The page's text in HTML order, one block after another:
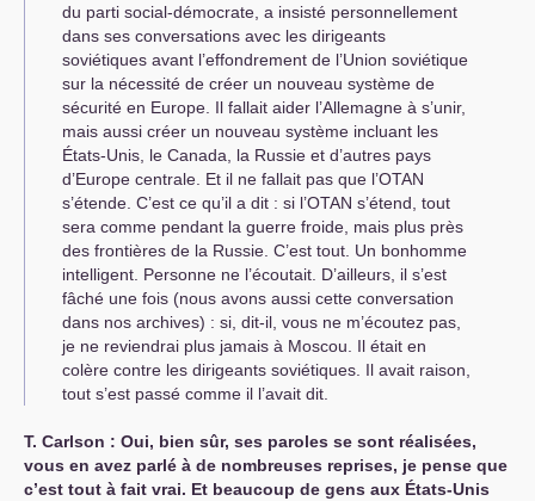
du parti social-démocrate, a insisté personnellement
dans ses conversations avec les dirigeants
soviétiques avant l’effondrement de l’Union soviétique
sur la nécessité de créer un nouveau système de
sécurité en Europe. Il fallait aider l’Allemagne à s’unir,
mais aussi créer un nouveau système incluant les
États-Unis, le Canada, la Russie et d’autres pays
d’Europe centrale. Et il ne fallait pas que l’OTAN
s’étende. C’est ce qu’il a dit : si l’OTAN s’étend, tout
sera comme pendant la guerre froide, mais plus près
des frontières de la Russie. C’est tout. Un bonhomme
intelligent. Personne ne l’écoutait. D’ailleurs, il s’est
fâché une fois (nous avons aussi cette conversation
dans nos archives) : si, dit-il, vous ne m’écoutez pas,
je ne reviendrai plus jamais à Moscou. Il était en
colère contre les dirigeants soviétiques. Il avait raison,
tout s’est passé comme il l’avait dit.
Т. Carlson : Oui, bien sûr, ses paroles se sont réalisées,
vous en avez parlé à de nombreuses reprises, je pense que
c’est tout à fait vrai. Et beaucoup de gens aux États-Unis